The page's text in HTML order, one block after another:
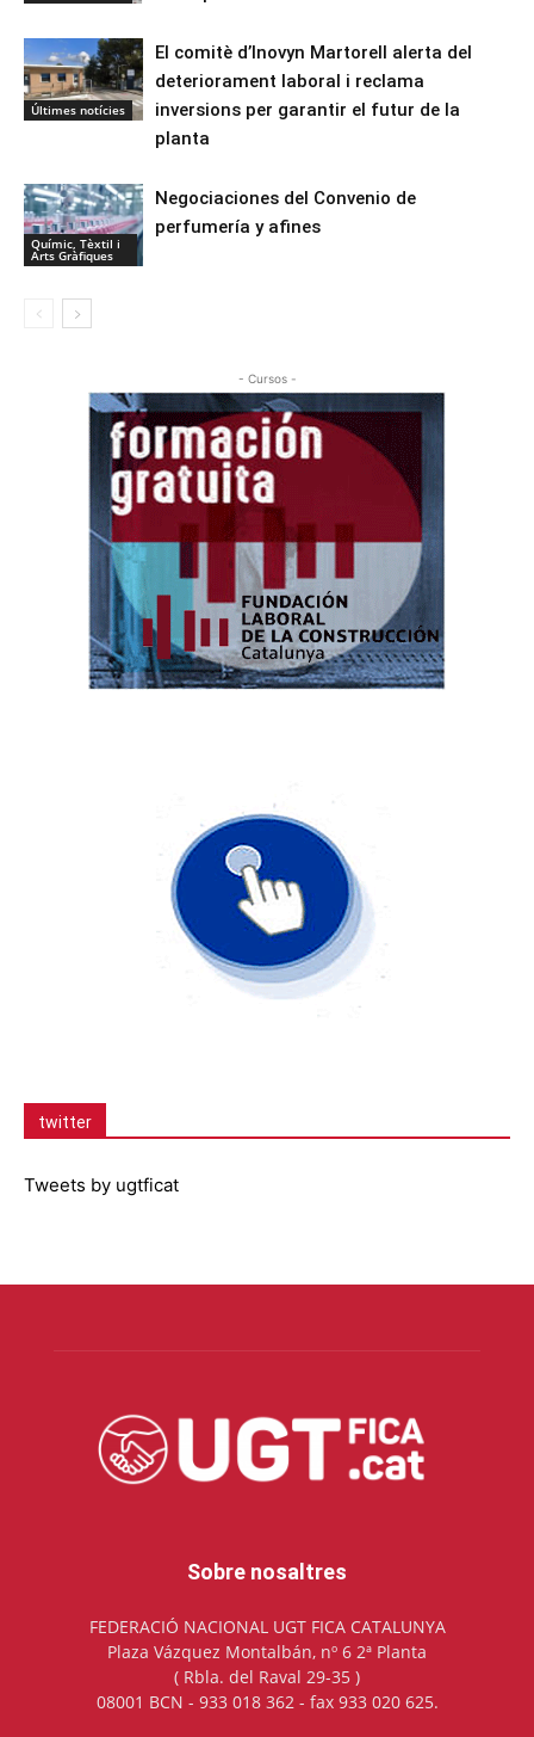
Últimes notícies
El comitè d’Inovyn Martorell alerta del
deteriorament laboral i reclama
inversions per garantir el futur de la
planta
Químic, Tèxtil i
Arts Gràfiques
Negociaciones del Convenio de
perfumería y afines
- Cursos -
twitter
Tweets by ugtficat
Sobre nosaltres
FEDERACIÓ NACIONAL UGT FICA CATALUNYA
Plaza Vázquez Montalbán, nº 6 2ª Planta
( Rbla. del Raval 29-35 )
08001 BCN - 933 018 362 - fax 933 020 625.